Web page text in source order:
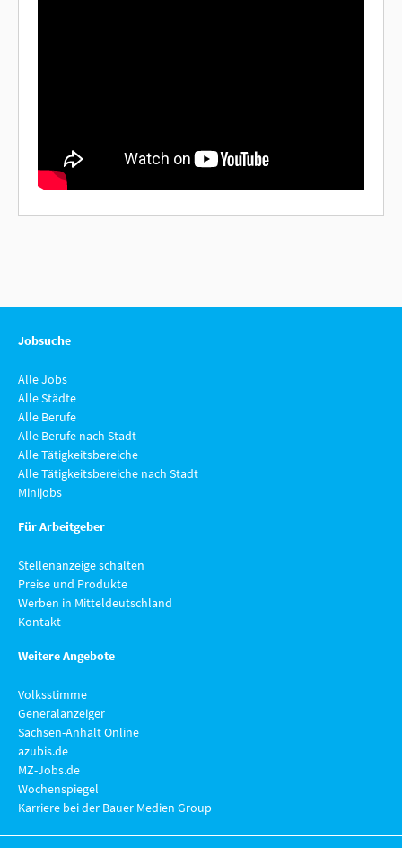
Jobsuche
Alle Jobs
Alle Städte
Alle Berufe
Alle Berufe nach Stadt
Alle Tätigkeitsbereiche
Alle Tätigkeitsbereiche nach Stadt
Minijobs
Für Arbeitgeber
Stellenanzeige schalten
Preise und Produkte
Werben in Mitteldeutschland
Kontakt
Weitere Angebote
Volksstimme
Generalanzeiger
Sachsen-Anhalt Online
azubis.de
MZ-Jobs.de
Wochenspiegel
Karriere bei der Bauer Medien Group